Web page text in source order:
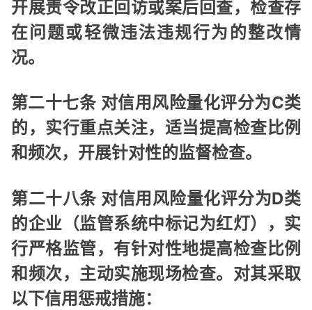
开展责令改正回访或案后回查，检查存
在问题或轻微违法违规行为的整改情
况。
第二十七条 对信用风险量化评分为C类
的，实行重点关注，适当提高检查比例
和频次，开展针对性的监督检查。
第二十八条 对信用风险量化评分为D类
的企业（监管系统中标记为红灯），实
行严格监管，有针对性地提高检查比例
和频次，主动实施现场检查。对其采取
以下信用惩戒措施：